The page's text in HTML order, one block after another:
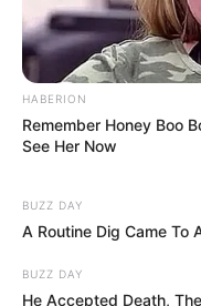
HABERION
Remember Honey Boo
See Her Now
BUZZ DAY
A Routine Dig Came To
BUZZ DAY
He Accepted Death,